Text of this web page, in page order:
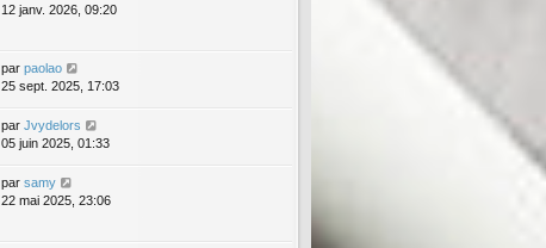
12 janv. 2026, 09:20
par paolao
25 sept. 2025, 17:03
par Jvydelors
05 juin 2025, 01:33
par samy
22 mai 2025, 23:06